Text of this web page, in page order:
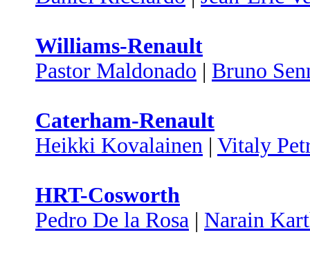
Williams-Renault
Pastor Maldonado | Bruno
Caterham-Renault
Heikki Kovalainen | Vitaly
HRT-Cosworth
Pedro De la Rosa | Narain